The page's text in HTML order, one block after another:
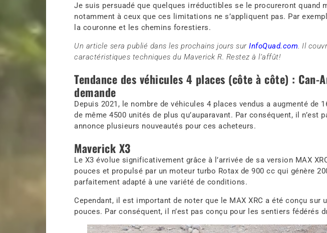
Je suis persuadé que quelques irréductibles se le procureront quand
notamment à ceux que ces limitations ne s’appliquent pas. Par
la couronne et les chemins forestiers.
Un article sera publié dans les prochains jours surInfoQuad.com. Il
caractéristiques techniques du Maverick R. Restez à l’affût!
Tendance des véhicules 4 places (côte à côte) : Can-
demande
Depuis 2021, le nombre de véhicules 4 places vendus a augmenté de
de même 4500 unités de plus qu’auparavant. Par conséquent, il n’est
annonce plusieurs nouveautés pour ces acheteurs.
Maverick X3
Le X3 évolue significativement grâce à l’arrivée de sa version MAX
pouces et propulsé par un moteur turbo Rotax de 900 cc qui génère
parfaitement adapté à une variété de conditions.
Cependant, il est important de noter que le MAX XRC a été conçu sur
pouces. Par conséquent, il n’est pas conçu pour les sentiers fédérés